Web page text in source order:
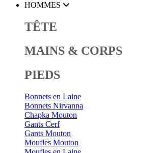
HOMMES
TÊTE
MAINS & CORPS
PIEDS
Bonnets en Laine
Bonnets Nirvanna
Chapka Mouton
Gants Cerf
Gants Mouton
Moufles Mouton